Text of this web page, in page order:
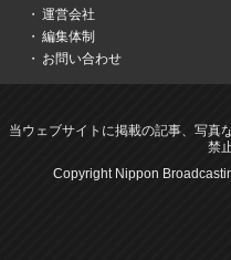
運営会社
編集体制
お問い合わせ
当ウェブサイトに掲載の記事、写真
禁
Copyright Nippon